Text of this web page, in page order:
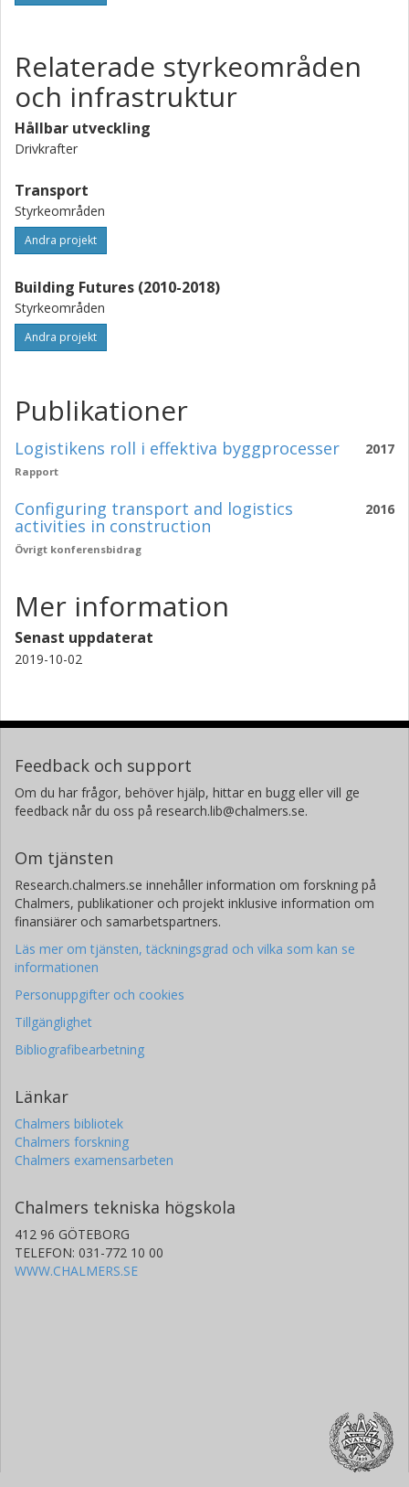
Relaterade styrkeområden
och infrastruktur
Hållbar utveckling
Drivkrafter
Transport
Styrkeområden
Andra projekt
Building Futures (2010-2018)
Styrkeområden
Andra projekt
Publikationer
2017
Logistikens roll i effektiva byggprocesser
Rapport
2016
Configuring transport and logistics
activities in construction
Övrigt konferensbidrag
Mer information
Senast uppdaterat
2019-10-02
Feedback och support
Om du har frågor, behöver hjälp, hittar en bugg eller vill ge
feedback når du oss på research.lib@chalmers.se.
Om tjänsten
Research.chalmers.se innehåller information om forskning på
Chalmers, publikationer och projekt inklusive information om
finansiärer och samarbetspartners.
Läs mer om tjänsten, täckningsgrad och vilka som kan se
informationen
Personuppgifter och cookies
Tillgänglighet
Bibliografibearbetning
Länkar
Chalmers bibliotek
Chalmers forskning
Chalmers examensarbeten
Chalmers tekniska högskola
412 96 GÖTEBORG
TELEFON: 031-772 10 00
WWW.CHALMERS.SE